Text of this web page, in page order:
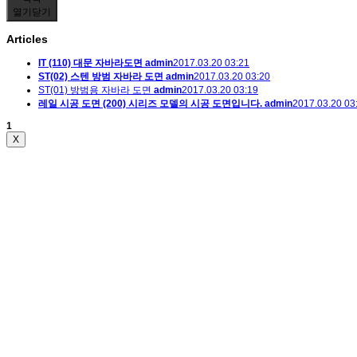
열기 닫기
Articles
IT (110) 대문 자바라도면 admin2017.03.20 03:21
ST(02) 스텐 방범 자바라 도면 admin2017.03.20 03:20
ST(01) 방범용 자바라 도면 admin2017.03.20 03:19
레일 시공 도면 (200) 시리즈 모델의 시공 도면입니다. admin2017.03.20
1
X